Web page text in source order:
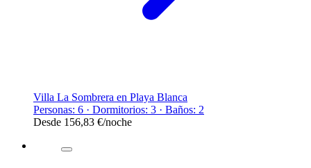
Villa La Sombrera en Playa Blanca
Personas: 6 · Dormitorios: 3 · Baños: 2
Desde 156,83 €/noche